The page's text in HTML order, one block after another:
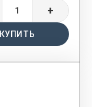
+
КУПИТЬ